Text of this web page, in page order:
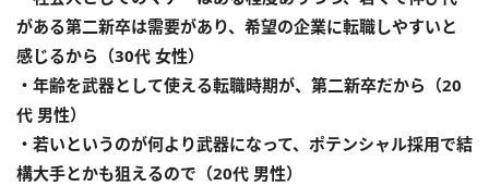
がある第二新卒は需要があり、希望の企業に転職しやすいと
感じるから（30代 女性）
・年齢を武器として使える転職時期が、第二新卒だから（20
代 男性）
・若いというのが何より武器になって、ポテンシャル採用で結
構大手とかも狙えるので（20代 男性）